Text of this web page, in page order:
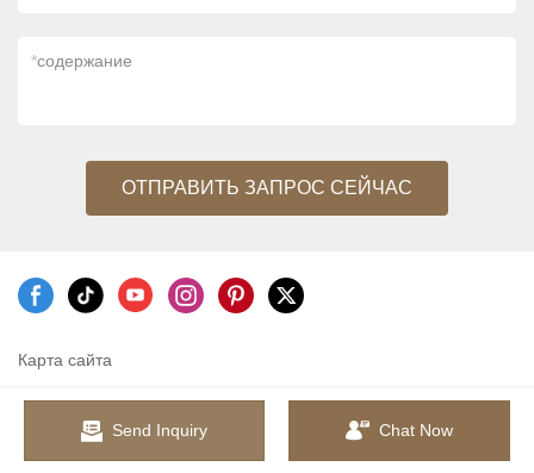
*содержание
ОТПРАВИТЬ ЗАПРОС СЕЙЧАС
Карта сайта
Send Inquiry Chat Now